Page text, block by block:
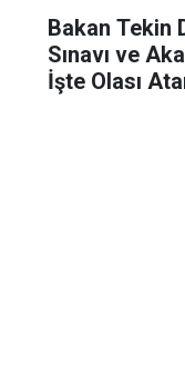
Bakan Tekin
Sınavı ve
İşte Olası